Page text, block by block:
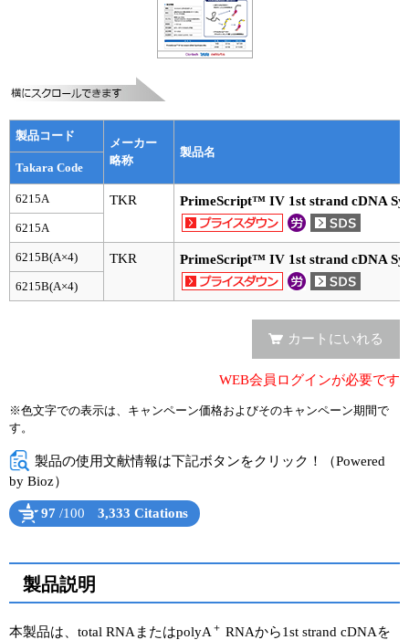
アプリケーションノート
プロトコール集
ユーザーズボイス集
動画ライブラリー
製品コード
メーカー
略称
製品名
Takara Code
6215A TKR PrimeScript™ IV 1st strand cDNA
6215A
6215B(A×4) TKR PrimeScript™ IV 1st strand cDNA
6215B(A×4)
※色文字での表示は、キャンペーン価格およびそのキャンペーン期間で
す。
カートにいれる
WEB会員ログインが必要です
製品の使用文献情報は下記ボタンをクリック！（Powered
by Bioz）
97 /100 3,333 Citations
製品説明
本製品は、total RNAまたはpolyA ＋ RNAから1st strand cDNAを